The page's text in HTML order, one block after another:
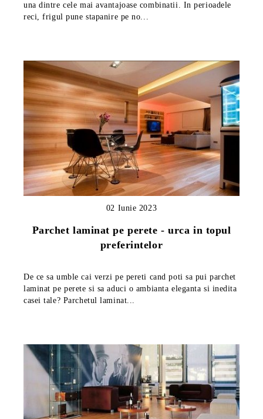
una dintre cele mai avantajoase combinatii. In perioadele
reci, frigul pune stapanire pe no...
Parchet laminat pe perete - urca in topul
preferintelor
02 Iunie 2023
De ce sa umble cai verzi pe pereti cand poti sa pui parchet
laminat pe perete si sa aduci o ambianta eleganta si inedita
casei tale? Parchetul laminat...